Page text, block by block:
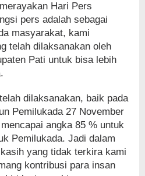
Hari Pers
pers adalah sebagai
masyarakat, kami
telah dilaksanakan oleh
Pati untuk bisa lebih
dilaksanakan, baik pada
Pemilukada 27 November
angka 85 % untuk
Pemilukada. Jadi dalam
yang tidak terkira kami
kontribusi para insan